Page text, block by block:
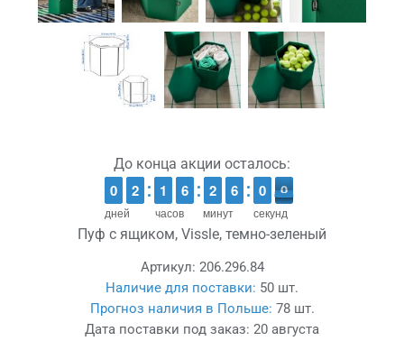
До конца акции осталось:
дней
9
9
0
0 1
1
2
2
часов
1
1
1
1 5
5
6
6
минут
1
1
2
2 6
6
5
секунд
0
0
5 0
0
9
Пуф с ящиком, Vissle, темно-зеленый
Артикул: 206.296.84
Наличие для поставки: 50 шт.
Прогноз наличия в Польше: 78 шт.
Дата поставки под заказ: 20 августа